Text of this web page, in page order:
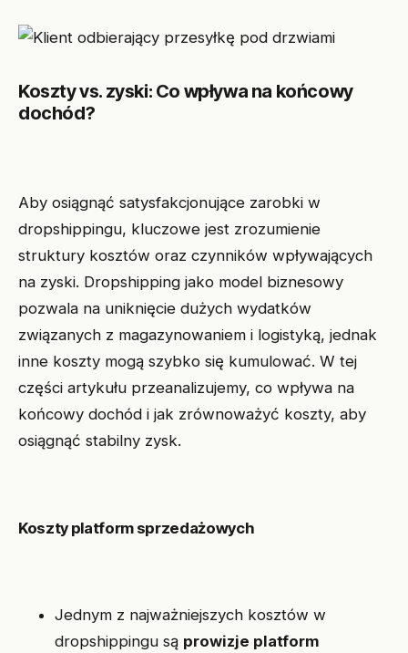
Koszty vs. zyski: Co wpływa na końcowy
dochód?
Aby osiągnąć satysfakcjonujące zarobki w
dropshippingu, kluczowe jest zrozumienie
struktury kosztów oraz czynników wpływających
na zyski. Dropshipping jako model biznesowy
pozwala na uniknięcie dużych wydatków
związanych z magazynowaniem i logistyką, jednak
inne koszty mogą szybko się kumulować. W tej
części artykułu przeanalizujemy, co wpływa na
końcowy dochód i jak zrównoważyć koszty, aby
osiągnąć stabilny zysk.
Koszty platform sprzedażowych
Jednym z najważniejszych kosztów w
dropshippingu są prowizje platform